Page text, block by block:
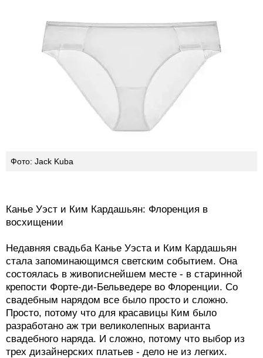
Фото: Jack Kuba
Канье Уэст и Ким Кардашьян: Флоренция в
восхищении
Недавняя свадьба Канье Уэста и Ким Кардашьян
стала запоминающимся светским событием. Она
состоялась в живописнейшем месте - в старинной
крепости Форте-ди-Бельведере во Флоренции. Со
свадебным нарядом все было просто и сложно.
Просто, потому что для красавицы Ким было
разработано аж три великолепных варианта
свадебного наряда. И сложно, потому что выбор из
трех дизайнерских платьев - дело не из легких.